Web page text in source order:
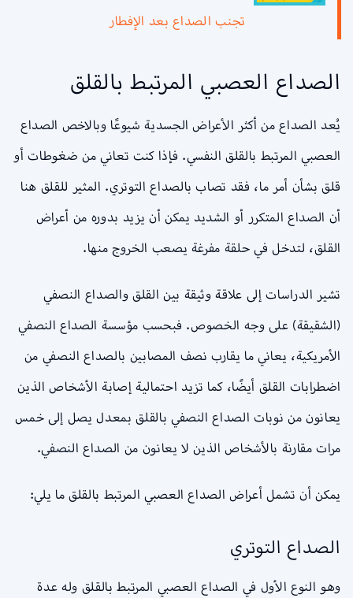
تجنب الصداع بعد الإفطار
الصداع العصبي المرتبط بالقلق
يُعد الصداع من أكثر الأعراض الجسدية شيوعًا وبالاخص الصداع
العصبي المرتبط بالقلق النفسي. فإذا كنت تعاني من ضغوطات أو
قلق بشأن أمر ما، فقد تصاب بالصداع التوتري. المثير للقلق هنا
أن الصداع المتكرر أو الشديد يمكن أن يزيد بدوره من أعراض
القلق، لتدخل في حلقة مفرغة يصعب الخروج منها.
تشير الدراسات إلى علاقة وثيقة بين القلق والصداع النصفي
(الشقيقة) على وجه الخصوص. فبحسب مؤسسة الصداع النصفي
الأمريكية، يعاني ما يقارب نصف المصابين بالصداع النصفي من
اضطرابات القلق أيضًا، كما تزيد احتمالية إصابة الأشخاص الذين
يعانون من نوبات الصداع النصفي بالقلق بمعدل يصل إلى خمس
مرات مقارنة بالأشخاص الذين لا يعانون من الصداع النصفي.
يمكن أن تشمل أعراض الصداع العصبي المرتبط بالقلق ما يلي:
الصداع التوتري
وهو النوع الأول في الصداع العصبي المرتبط بالقلق وله عدة